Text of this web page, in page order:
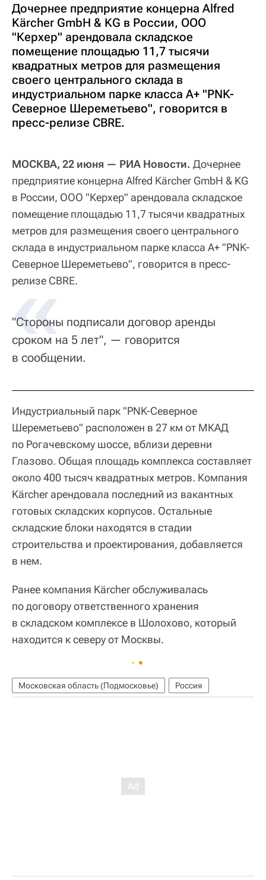
Дочернее предприятие концерна Alfred
Kärcher GmbH & KG в России, ООО
"Керхер" арендовала складское
помещение площадью 11,7 тысячи
квадратных метров для размещения
своего центрального склада в
индустриальном парке класса А+ "PNK-
Северное Шереметьево", говорится в
пресс-релизе CBRE.
МОСКВА, 22 июня — РИА Новости. Дочернее
предприятие концерна Alfred Kärcher GmbH & KG
в России, ООО "Керхер" арендовала складское
помещение площадью 11,7 тысячи квадратных
метров для размещения своего центрального
склада в индустриальном парке класса А+ "PNK-
Северное Шереметьево", говорится в пресс-
релизе CBRE.
"Стороны подписали договор аренды
сроком на 5 лет", — говорится
в сообщении.
Индустриальный парк "PNK-Северное
Шереметьево" расположен в 27 км от МКАД
по Рогачевскому шоссе, вблизи деревни
Глазово. Общая площадь комплекса составляет
около 400 тысяч квадратных метров. Компания
Kärcher арендовала последний из вакантных
готовых складских корпусов. Остальные
складские блоки находятся в стадии
строительства и проектирования, добавляется
в нем.
Ранее компания Kärcher обслуживалась
по договору ответственного хранения
в складском комплексе в Шолохово, который
находится к северу от Москвы.
Московская область (Подмосковье) Россия